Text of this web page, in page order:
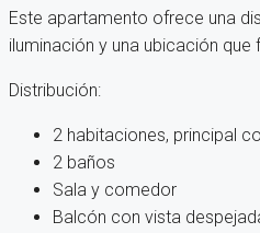
Este apartamento ofrece una
iluminación y una ubicación que
Distribución:
2 habitaciones, principal
2 baños
Sala y comedor
Balcón con vista